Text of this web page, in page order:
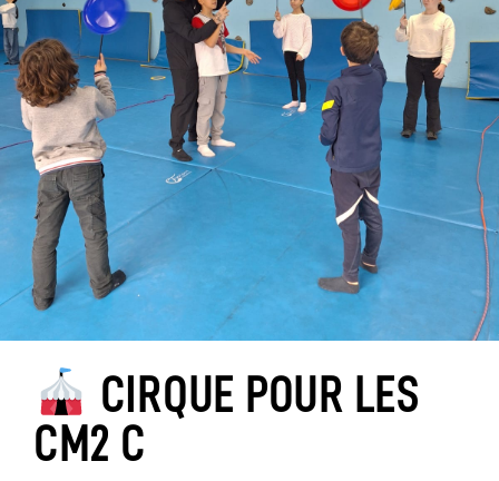
CIRQUE POUR LES
CM2 C